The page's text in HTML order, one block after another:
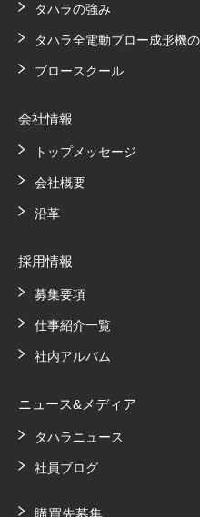
タハラの強み
タハラ全電動ブロー成形機
ブロースクール
会社情報
トップメッセージ
会社概要
沿革
採用情報
募集要項
仕事紹介一覧
社内アルバム
ニュース&メディア
タハラニュース
社員ブログ
購買先募集